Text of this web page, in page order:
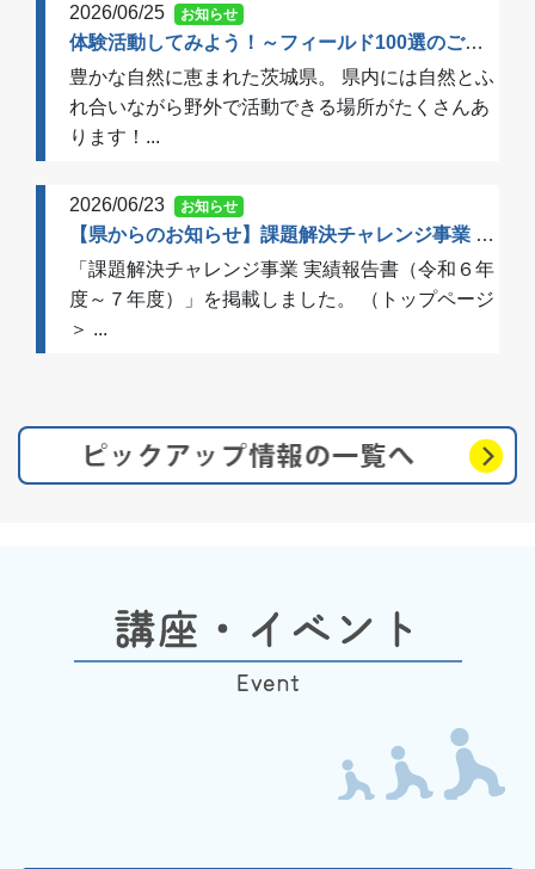
2026/06/25 お知らせ
体験活動してみよう！～フィールド100選のご案内～
豊かな自然に恵まれた茨城県。 県内には自然とふ
れ合いながら野外で活動できる場所がたくさんあ
ります！...
2026/06/23 お知らせ
【県からのお知らせ】課題解決チャレンジ事業 実績報告書（令和６年度～７年度）を掲載しました
「課題解決チャレンジ事業 実績報告書（令和６年
度～７年度）」を掲載しました。 （トップページ
＞ ...